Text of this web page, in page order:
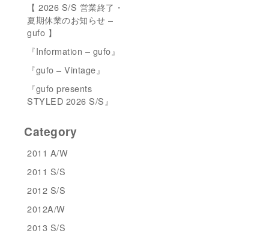
【 2026 S/S 営業終了・
夏期休業のお知らせ –
gufo 】
『Information – gufo』
『gufo – Vintage』
『gufo presents
STYLED 2026 S/S』
Category
2011 A/W
2011 S/S
2012 S/S
2012A/W
2013 S/S